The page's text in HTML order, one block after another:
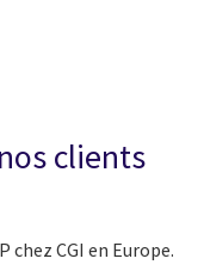
clients
chez CGI en Europe.